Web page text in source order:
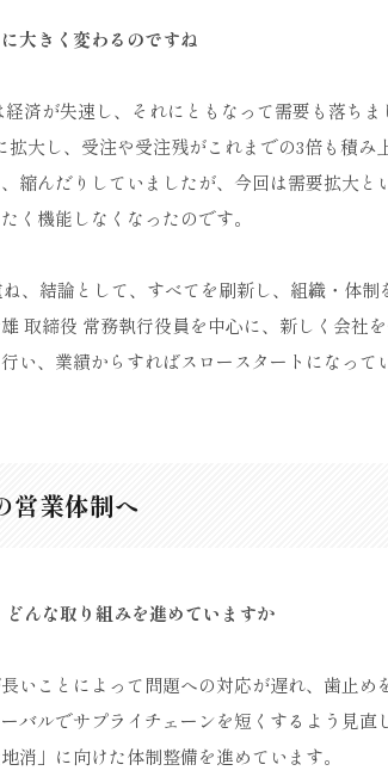
大きく変わるのですね
済が失速し、それにともなって需要も落ちま
大し、受注や受注残がこれまでの3倍も積み
縮んだりしていましたが、今回は需要拡大と
く機能しなくなったのです。
、結論として、すべてを刷新し、組織・体制
取締役 常務執行役員を中心に、新しく会社
い、業績からすればスロースタートになって
営業体制へ
んな取り組みを進めていますか
いことによって問題への対応が遅れ、歯止め
バルでサプライチェーンを短くするよう見直
」に向けた体制整備を進めています。